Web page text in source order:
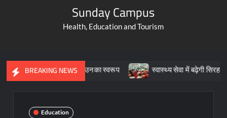
Sunday Campus
Health, Education and Tourism
BREAKING NEWS
खिलखिलाया उनका स्वरूप स्वास्थ्य सेवा में बढ़ेगी सिरहा-गुनिया की
Education